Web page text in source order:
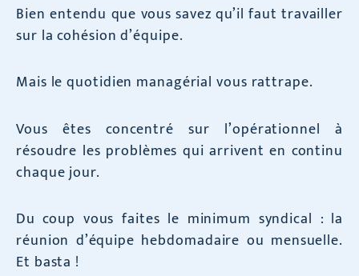
Bien entendu que vous savez qu’il faut travailler
sur la cohésion d’équipe.
Mais le quotidien managérial vous rattrape.
Vous êtes concentré sur l’opérationnel à
résoudre les problèmes qui arrivent en continu
chaque jour.
Du coup vous faites le minimum syndical : la
réunion d’équipe hebdomadaire ou mensuelle.
Et basta !